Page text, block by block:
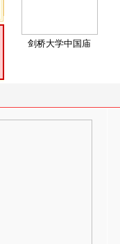
剑桥大学中国庙